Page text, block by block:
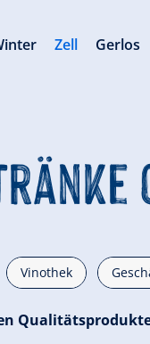
Vinothek
Zell Gerlos